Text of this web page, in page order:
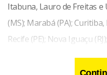
Itabuna, Lauro de Freitas e
(MS); Marabá (PA);
Recife (PE); Nova Iguaçu
do Sul, Esteio, Porto Alegre
e Amparo, Araraquara,